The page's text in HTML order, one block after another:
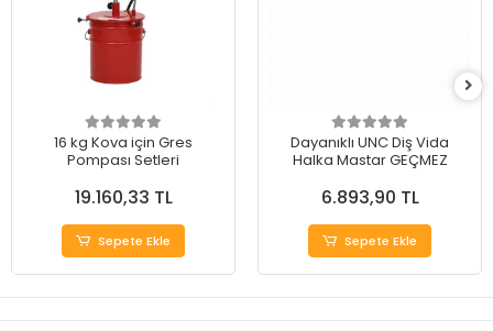
16 kg Kova için Gres
Pompası Setleri
19.160,33 TL
Sepete Ekle
Dayanıklı UNC Diş Vida
Halka Mastar GEÇMEZ
6.893,90 TL
Sepete Ekle